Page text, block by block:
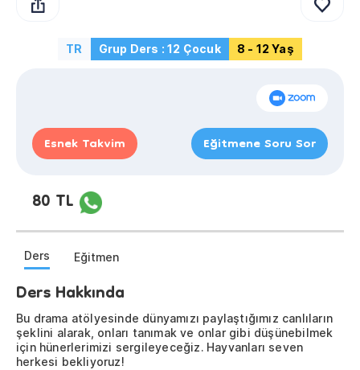
TR Grup Ders : 12 Çocuk 8 - 12 Yaş
Esnek Takvim Eğitmene Soru Sor
80 TL
Ders Eğitmen
Ders Hakkında
Bu drama atölyesinde dünyamızı paylaştığımız canlıların
şeklini alarak, onları tanımak ve onlar gibi düşünebilmek
için hünerlerimizi sergileyeceğiz. Hayvanları seven
herkesi bekliyoruz!